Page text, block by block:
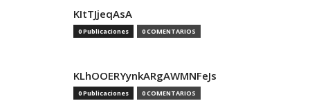
KItTJjeqAsA
0 Publicaciones 0 COMENTARIOS
KLhOOERYynkARgAWMNFeJs
0 Publicaciones 0 COMENTARIOS